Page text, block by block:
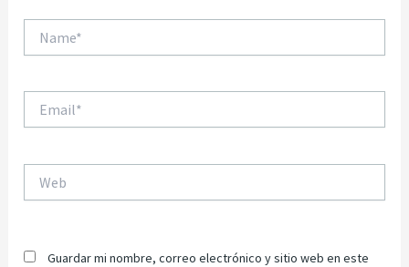
Guardar mi nombre, correo electrónico y sitio web en este